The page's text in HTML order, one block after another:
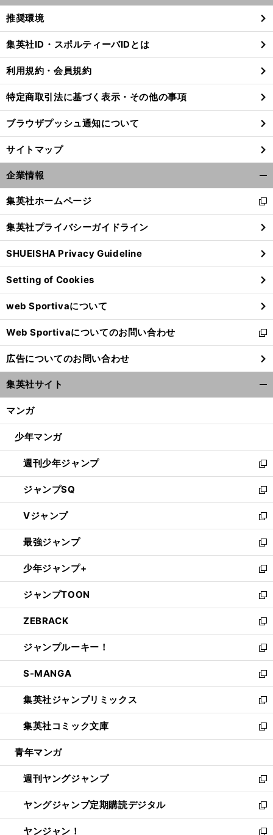
閉
る
推奨環境
集英社ID・スポルティーバIDとは
利用規約・会員規約
特定商取引法に基づく表示・その他の事項
ブラウザプッシュ通知について
サイトマップ
企業情報
閉
る
集英社ホームページ
新
し
い
ウ
ィ
ン
ド
ウ
で
開
く
集英社プライバシーガイドライン
SHUEISHA Privacy Guideline
Setting of Cookies
web Sportivaについて
Web Sportivaについてのお問い合わせ
新
し
い
ウ
ィ
ン
ウ
開
く
広告についてのお問い合わせ
集英社サイト
マンガ
少年マンガ
週刊少年ジャンプ
新
し
い
ウ
ィ
ン
ド
ウ
で
開
く
ジャンプSQ
新
し
い
ウ
ィ
ン
ド
ウ
で
開
く
Vジャンプ
新
し
い
ウ
ィ
ン
ド
ウ
で
開
く
最強ジャンプ
新
し
い
ウ
ィ
ン
ド
ウ
で
開
く
少年ジャンプ+
新
し
い
ウ
ィ
ン
ド
ウ
で
開
く
ジャンプTOON
新
し
い
ウ
ィ
ン
ド
ウ
で
開
く
ZEBRACK
新
し
い
ウ
ィ
ン
ド
ウ
で
開
ジャンプルーキー！
新
し
い
ウ
ィ
ン
ド
ウ
開
く
S-MANGA
新
し
い
ウ
ィ
ン
ウ
で
開
く
集英社ジャンプリミックス
新
し
い
ウ
ン
ド
ウ
で
開
く
集英社コミック文庫
新
し
ウ
ィ
ン
ド
ウ
で
青年マンガ
週刊ヤングジャンプ
新
し
い
ウ
ィ
ヤングジャンプ定期購読デジタル
新
し
ヤンジャン！